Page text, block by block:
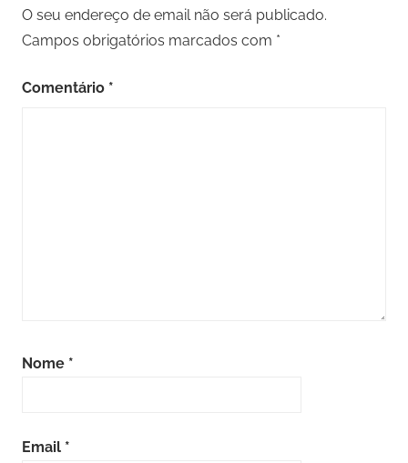
O seu endereço de email não será publicado.
Campos obrigatórios marcados com *
Comentário *
Nome *
Email *